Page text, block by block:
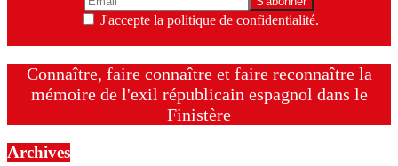
J'accepte la politique de confidentialité.
Connaître, faire connaître et faire reconnaître la
mémoire de l'exil républicain espagnol dans le
Finistère
Archives